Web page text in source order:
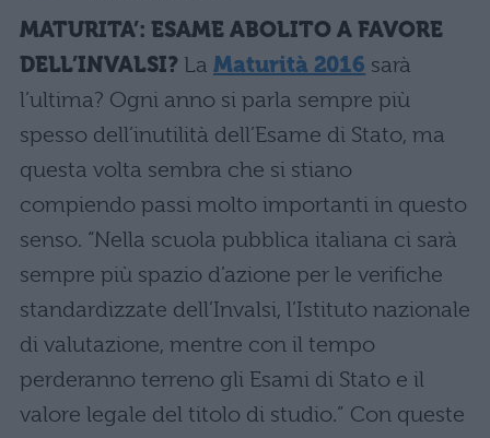
MATURITA’: ESAME ABOLITO A FAVORE
DELL’INVALSI? La Maturità 2016 sarà
l’ultima? Ogni anno si parla sempre più
spesso dell’inutilità dell’Esame di Stato, ma
questa volta sembra che si stiano
compiendo passi molto importanti in questo
senso. “Nella scuola pubblica italiana ci sarà
sempre più spazio d’azione per le verifiche
standardizzate dell’Invalsi, l’Istituto nazionale
di valutazione, mentre con il tempo
perderanno terreno gli Esami di Stato e il
valore legale del titolo di studio.” Con queste